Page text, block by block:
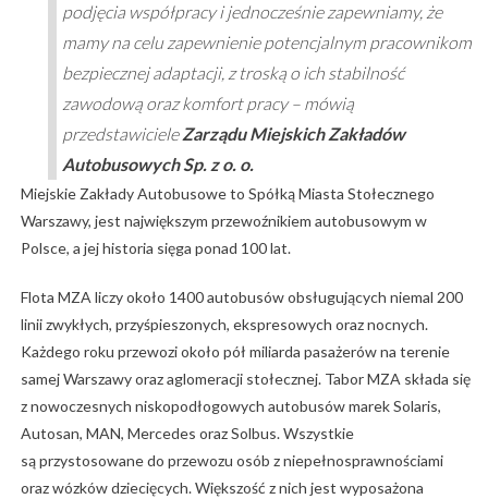
podjęcia współpracy i jednocześnie zapewniamy, że
mamy na celu zapewnienie potencjalnym pracownikom
bezpiecznej adaptacji, z troską o ich stabilność
zawodową oraz komfort pracy– mówią
przedstawiciele Zarządu Miejskich Zakładów
Autobusowych Sp. z o. o.
Miejskie Zakłady Autobusowe to Spółką Miasta Stołecznego
Warszawy, jest największym przewoźnikiem autobusowym w
Polsce, a jej historia sięga ponad 100 lat.
Flota MZA liczy około 1400 autobusów obsługujących niemal 200
linii zwykłych, przyśpieszonych, ekspresowych oraz nocnych.
Każdego roku przewozi około pół miliarda pasażerów na terenie
samej Warszawy oraz aglomeracji stołecznej. Tabor MZA składa się
z nowoczesnych niskopodłogowych autobusów marek Solaris,
Autosan, MAN, Mercedes oraz Solbus. Wszystkie
są przystosowane do przewozu osób z niepełnosprawnościami
oraz wózków dziecięcych. Większość z nich jest wyposażona